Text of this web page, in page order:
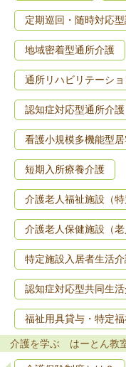
定期巡回・随時対応
地域密着型通所介護
通所リハビリテーショ
認知症対応型通所介護
看護小規模多機能型
短期入所療養介護
介護老人福祉施設（特
介護老人保健施設（老
特定施設入居者生活介
認知症対応型共同生活
福祉用具貸与・特定
介護を学ぶ はーとん教